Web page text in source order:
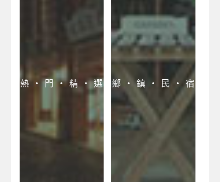
網
熱 ‧ 門 ‧ 精 ‧ 選 鄉 ‧ 鎮 ‧ 民 ‧ 宿